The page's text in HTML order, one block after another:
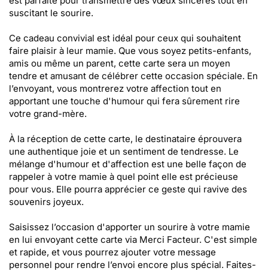
suscitant le sourire.
Ce cadeau convivial est idéal pour ceux qui souhaitent
faire plaisir à leur mamie. Que vous soyez petits-enfants,
amis ou même un parent, cette carte sera un moyen
tendre et amusant de célébrer cette occasion spéciale. En
l’envoyant, vous montrerez votre affection tout en
apportant une touche d'humour qui fera sûrement rire
votre grand-mère.
À la réception de cette carte, le destinataire éprouvera
une authentique joie et un sentiment de tendresse. Le
mélange d'humour et d'affection est une belle façon de
rappeler à votre mamie à quel point elle est précieuse
pour vous. Elle pourra apprécier ce geste qui ravive des
souvenirs joyeux.
Saisissez l’occasion d'apporter un sourire à votre mamie
en lui envoyant cette carte via Merci Facteur. C'est simple
et rapide, et vous pourrez ajouter votre message
personnel pour rendre l’envoi encore plus spécial. Faites-